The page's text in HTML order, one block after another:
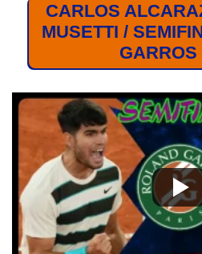
CARLOS
MUSETTI /
GARROS